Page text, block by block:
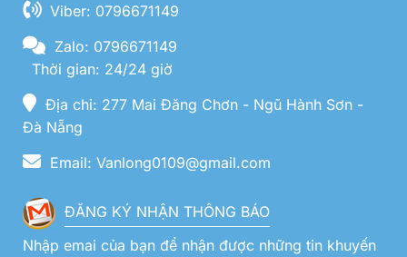
Viber: 0796671149
Zalo: 0796671149
Thời gian: 24/24 giờ
Địa chỉ: 277 Mai Đăng Chơn - Ngũ Hành Sơn -
Đà Nẵng
Email: Vanlong0109@gmail.com
ĐĂNG KÝ NHẬN THÔNG BÁO
Nhập emai của bạn để nhận được những tin khuyến